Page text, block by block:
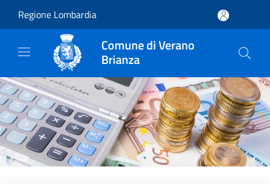
Regione Lombardia
Comune di Verano
Brianza